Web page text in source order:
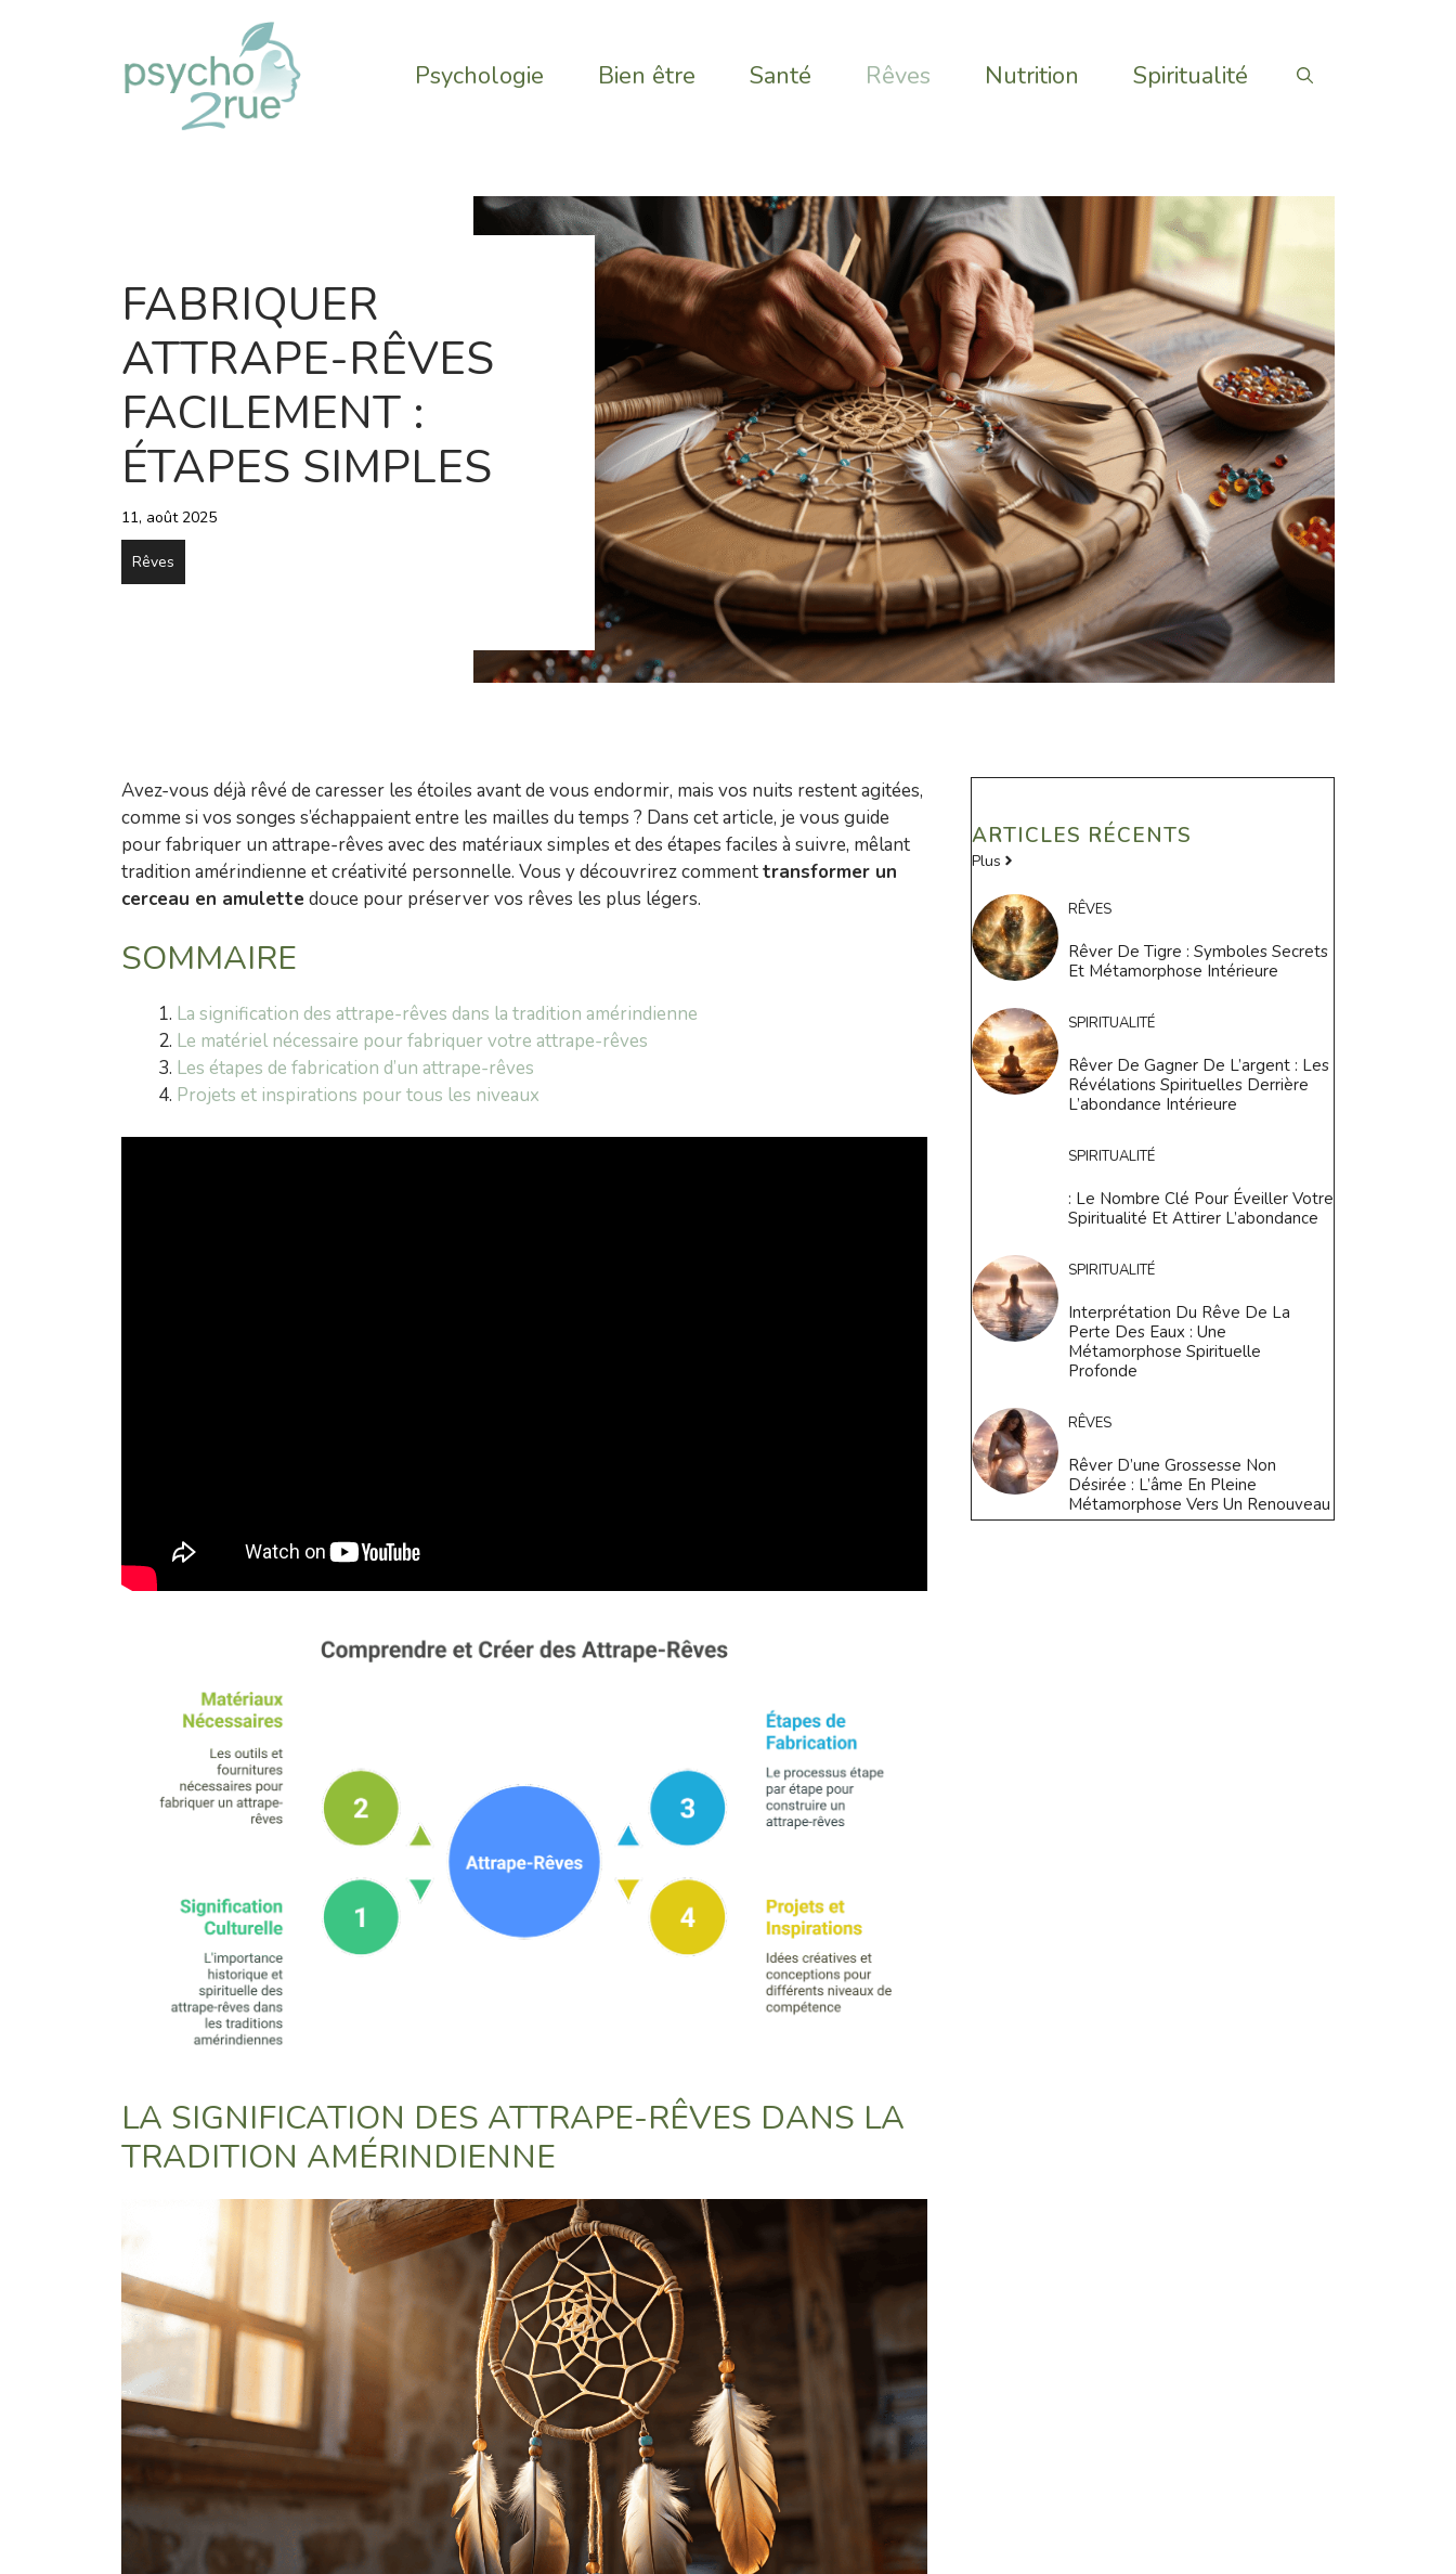
Psychologie Bien être Santé Rêves Nutrition Spiritualité
FABRIQUER
ATTRAPE-RÊVES
FACILEMENT :
ÉTAPES SIMPLES
11, août 2025
Rêves
Avez-vous déjà rêvé de caresser les étoiles avant de vous endormir, mais vos nuits restent agitées,
comme si vos songes s’échappaient entre les mailles du temps ? Dans cet article, je vous guide
pour fabriquer un attrape-rêves avec des matériaux simples et des étapes faciles à suivre, mêlant
tradition amérindienne et créativité personnelle. Vous y découvrirez commenttransformer un
cerceau en amulette douce pour préserver vos rêves les plus légers.
SOMMAIRE
La signification des attrape-rêves dans la tradition amérindienne
Le matériel nécessaire pour fabriquer votre attrape-rêves
Les étapes de fabrication d’un attrape-rêves
Projets et inspirations pour tous les niveaux
LA SIGNIFICATION DES ATTRAPE-RÊVES DANS LA
TRADITION AMÉRINDIENNE
ARTICLES RÉCENTS
Plus
RÊVES
Rêver De Tigre : Symboles Secrets
Et Métamorphose Intérieure
SPIRITUALITÉ
Rêver De Gagner De L’argent : Les
Révélations Spirituelles Derrière
L’abondance Intérieure
SPIRITUALITÉ
: Le Nombre Clé Pour Éveiller Votre
Spiritualité Et Attirer L’abondance
SPIRITUALITÉ
Interprétation Du Rêve De La
Perte Des Eaux : Une
Métamorphose Spirituelle
Profonde
RÊVES
Rêver D’une Grossesse Non
Désirée : L’âme En Pleine
Métamorphose Vers Un Renouveau